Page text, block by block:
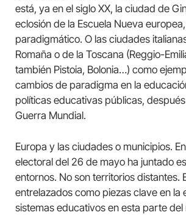
está, ya en el siglo XX, la ciudad de
eclosión de la Escuela Nueva
paradigmático. O las ciudades
Romaña o de la Toscana (Reggio-
también Pistoia, Bolonia…) como
cambios de paradigma en la
políticas educativas públicas,
Guerra Mundial.
Europa y las ciudades o municipios.
electoral del 26 de mayo ha juntado
entornos. No son territorios distantes.
entrelazados como piezas clave en la
sistemas educativos en esta parte del